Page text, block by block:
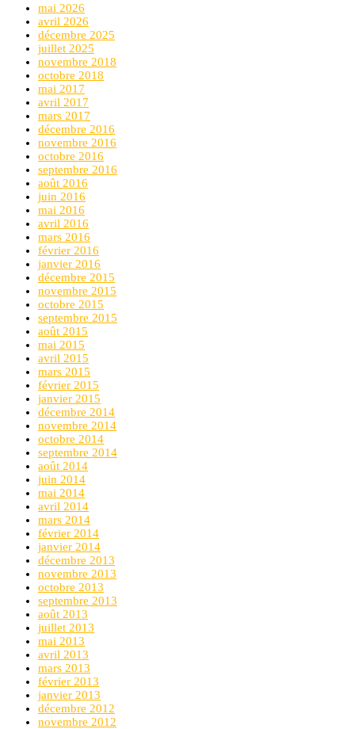
mai 2026
avril 2026
décembre 2025
juillet 2025
novembre 2018
octobre 2018
mai 2017
avril 2017
mars 2017
décembre 2016
novembre 2016
octobre 2016
septembre 2016
août 2016
juin 2016
mai 2016
avril 2016
mars 2016
février 2016
janvier 2016
décembre 2015
novembre 2015
octobre 2015
septembre 2015
août 2015
mai 2015
avril 2015
mars 2015
février 2015
janvier 2015
décembre 2014
novembre 2014
octobre 2014
septembre 2014
août 2014
juin 2014
mai 2014
avril 2014
mars 2014
février 2014
janvier 2014
décembre 2013
novembre 2013
octobre 2013
septembre 2013
août 2013
juillet 2013
mai 2013
avril 2013
mars 2013
février 2013
janvier 2013
décembre 2012
novembre 2012